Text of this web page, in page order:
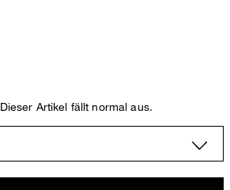
Dieser Artikel fällt normal aus.